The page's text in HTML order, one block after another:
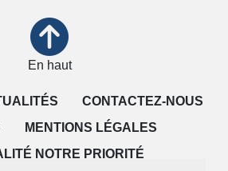
CONTACTEZ-NOUS
MENTIONS LÉGALES
NOTRE PRIORITÉ
En haut